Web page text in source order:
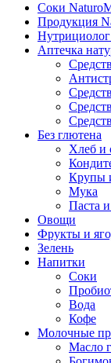
Соки
Продукция
Аптечка
Без глютена
Хлеб и
Крупы
Мука
Паста
Овощи
Фрукты и
Зелень
Напитки
Соки
Вода
Кофе
Молочные
Масло